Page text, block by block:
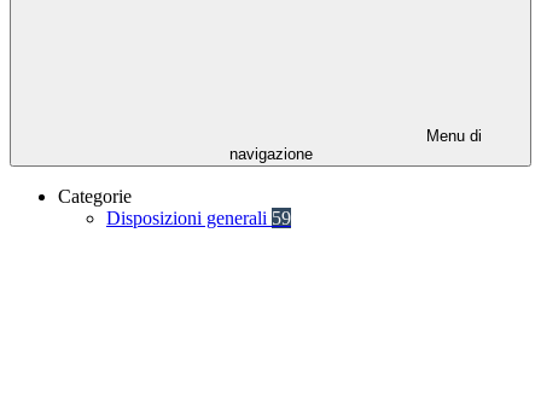
Menu di
navigazione
Categorie
Disposizioni generali 59